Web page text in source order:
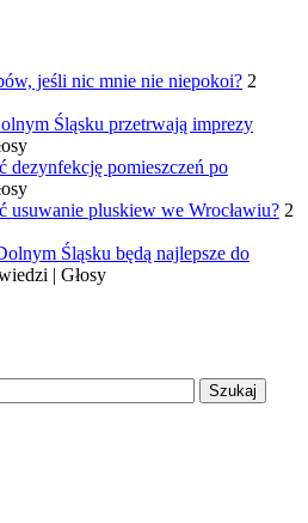
jeśli nic mnie nie niepokoi? 2
Śląsku przetrwają imprezy
dezynfekcję pomieszczeń po
usuwanie pluskiew we Wrocławiu? 2
Śląsku będą najlepsze do
| Głosy